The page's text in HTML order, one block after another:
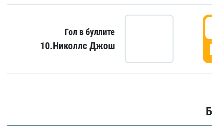
Гол в буллите
10.Николлс Джош